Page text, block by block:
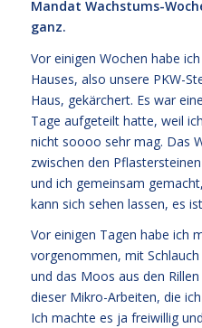
Mandat Wachstums-
ganz.
Vor einigen Wochen habe
Hauses, also unsere PKW-
Haus, gekärchert. Es war
Tage aufgeteilt hatte, weil
nicht soooo sehr mag. Das
zwischen den
und ich gemeinsam
kann sich sehen lassen, es
Vor einigen Tagen habe ich
vorgenommen, mit
und das Moos aus den
dieser Mikro-Arbeiten, die
Ich machte es ja freiwillig